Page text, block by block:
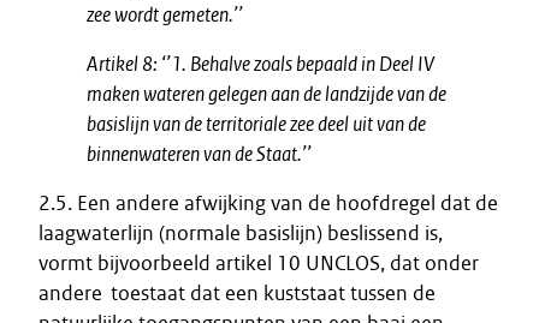
zee wordt gemeten.’’
Artikel 8:‘’1. Behalve zoals bepaald in Deel IV
maken wateren gelegen aan de landzijde van de
basislijn van de territoriale zee deel uit van de
binnenwateren van de Staat.’’
2.5. Een andere afwijking van de hoofdregel dat de
laagwaterlijn (normale basislijn) beslissend is,
vormt bijvoorbeeld artikel 10 UNCLOS, dat onder
andere toestaat dat een kuststaat tussen de